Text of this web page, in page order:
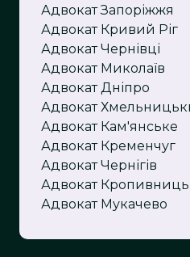
Адвокат Запоріжжя
Адвокат Кривий Ріг
Адвокат Чернівці
Адвокат Миколаїв
Адвокат Дніпро
Адвокат
Адвокат Кам'янське
Адвокат Кременчуг
Адвокат Чернігів
Адвокат
Адвокат Мукачево